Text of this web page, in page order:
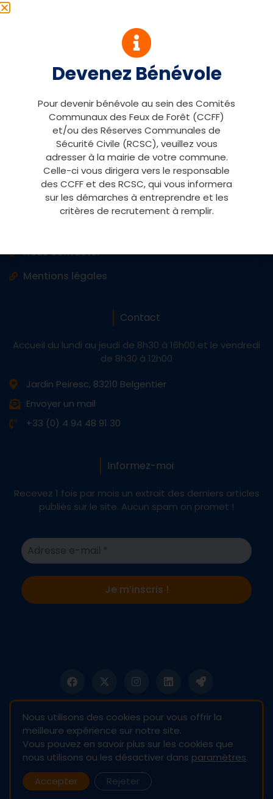
Accès rapide
Vigilance météo
Actualité
Agenda
Formation
Espace réservé
Nous contacter
Mentions légales
Contact
Accueil du lundi au jeudi de 8h30 à 16h00 et le vendredi
de 8h30 à 12h00
Jardin Peiresc, 83210 Belgentier
Envoyer un mail
+33 (0) 4 94 48 91 30
Informez-moi
Recevez 1 fois par mois un extrait des derniers articles
publiés sur le site. Aucun spam on promet !
© 2024 AD RCSC-CCFF 83
Nous utilisons des cookies pour vous offrir la
meilleure expérience sur notre site.
Vous pouvez en savoir plus sur les cookies que
nous utilisons ou les désactiver dans paramètres.
Accepter
Rejeter
Devenez Bénévole
Pour devenir bénévole au sein des Comités
Communaux des Feux de Forêt (CCFF)
et/ou des Réserves Communales de
Sécurité Civile (RCSC), veuillez vous
adresser à la mairie de votre commune.
Celle-ci vous dirigera vers le responsable
des CCFF et des RCSC, qui vous informera
sur les démarches à entreprendre et les
critères de recrutement à remplir.